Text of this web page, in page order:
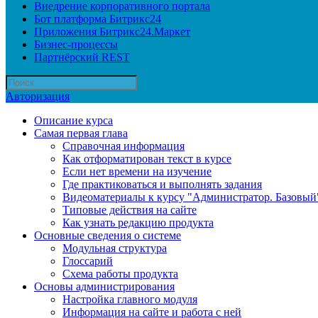
Внедрение корпоративного портала
Бот платформа Битрикс24
Приложения Битрикс24.Маркет
Бизнес-процессы
Партнёрский REST
Авторизация
Описание курса
Самая первая глава
Справочная информация
Как отформатирован текст в курсе
Если нет времени на изучение
Где практиковаться и выполнять задания
Видеоматериалы к курсу "Администратор.
Типовые действия на сайте
Как узнать редакцию продукта
Основные сведения о системе
Модульная структура
Глоссарий
Схема работы продукта
Основы администрирования
Настройка главного модуля
Информация на сайте и работа с ней